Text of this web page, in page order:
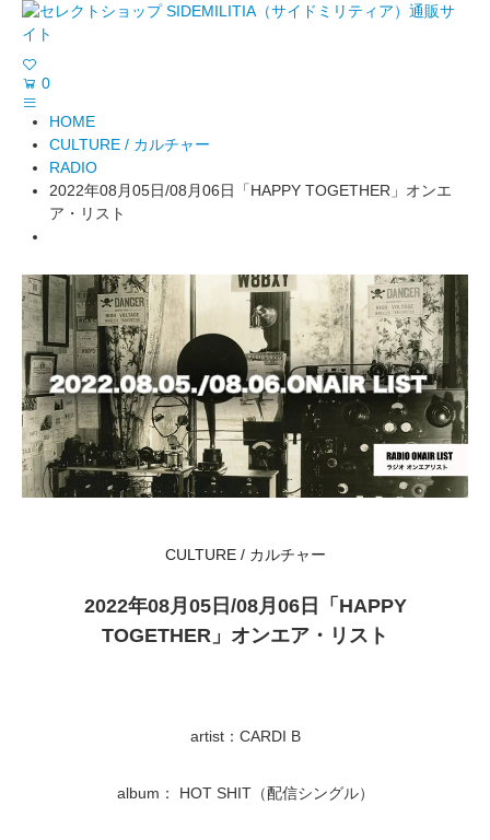
0
HOME
CULTURE / カルチャー
RADIO
2022年08月05日/08月06日「HAPPY TOGETHER」オンエ
ア・リスト
CULTURE / カルチャー
2022年08月05日/08月06日「HAPPY
TOGETHER」オンエア・リスト
artist：CARDI B
album： HOT SHIT（配信シングル）